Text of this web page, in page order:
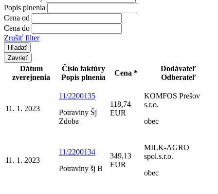
Popis plnenia
Cena od
Cena do
Zrušiť filter
Zavrieť
Dátum
zverejnenia
Číslo faktúry
Popis plnenia
Cena *
Dodávateľ
Odberateľ
11. 1. 2023
11/2200135
Potraviny Šj
Zdoba
118,74
EUR
KOMFOS Prešov
s.r.o.
obec
11. 1. 2023
11/2200134
Potraviny šj B
349,13
EUR
MILK-AGRO
spol.s.r.o.
obec